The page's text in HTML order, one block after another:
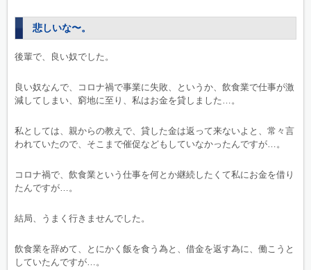
悲しいな〜。
後輩で、良い奴でした。
良い奴なんで、コロナ禍で事業に失敗、というか、飲食業で仕事が激
減してしまい、窮地に至り、私はお金を貸しました…。
私としては、親からの教えで、貸した金は返って来ないよと、常々言
われていたので、そこまで催促などもしていなかったんですが…。
コロナ禍で、飲食業という仕事を何とか継続したくて私にお金を借り
たんですが…。
結局、うまく行きませんでした。
飲食業を辞めて、とにかく飯を食う為と、借金を返す為に、働こうと
していたんですが…。